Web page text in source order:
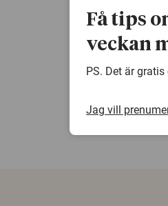
Få tips
veckan
PS. Det är
Jag vill